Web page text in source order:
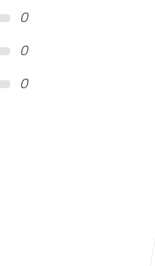
0
0
0